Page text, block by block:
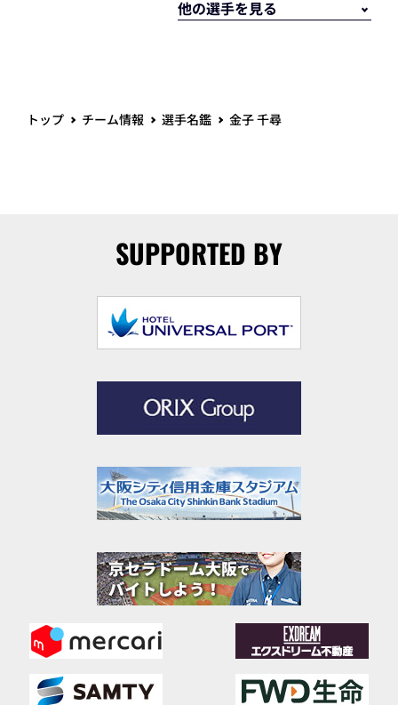
トップ チーム情報 選手名鑑 金子 千尋
SUPPORTED BY